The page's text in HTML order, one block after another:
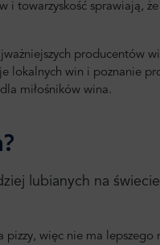
i towarzyskość sprawiają,
producentów
lokalnych win i poznanie
miłośników wina.
lubianych na
pizzy, więc nie ma